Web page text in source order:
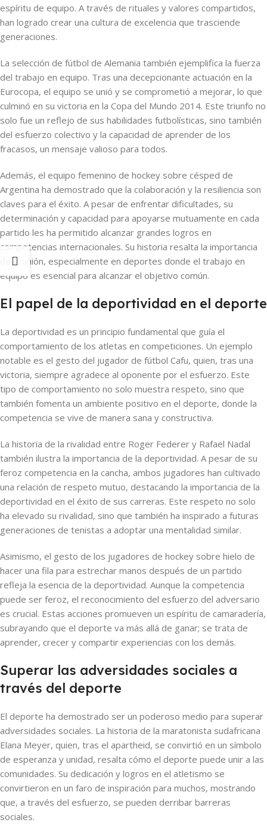
espíritu de equipo. A través de rituales y valores compartidos,
han logrado crear una cultura de excelencia que trasciende
generaciones.
La selección de fútbol de Alemania también ejemplifica la fuerza
del trabajo en equipo. Tras una decepcionante actuación en la
Eurocopa, el equipo se unió y se comprometió a mejorar, lo que
culminó en su victoria en la Copa del Mundo 2014. Este triunfo no
solo fue un reflejo de sus habilidades futbolísticas, sino también
del esfuerzo colectivo y la capacidad de aprender de los
fracasos, un mensaje valioso para todos.
Además, el equipo femenino de hockey sobre césped de
Argentina ha demostrado que la colaboración y la resiliencia son
claves para el éxito. A pesar de enfrentar dificultades, su
determinación y capacidad para apoyarse mutuamente en cada
partido les ha permitido alcanzar grandes logros en
competencias internacionales. Su historia resalta la importancia
de la unión, especialmente en deportes donde el trabajo en
equipo es esencial para alcanzar el objetivo común.
El papel de la deportividad en el deporte
La deportividad es un principio fundamental que guía el
comportamiento de los atletas en competiciones. Un ejemplo
notable es el gesto del jugador de fútbol Cafu, quien, tras una
victoria, siempre agradece al oponente por el esfuerzo. Este
tipo de comportamiento no solo muestra respeto, sino que
también fomenta un ambiente positivo en el deporte, donde la
competencia se vive de manera sana y constructiva.
La historia de la rivalidad entre Roger Federer y Rafael Nadal
también ilustra la importancia de la deportividad. A pesar de su
feroz competencia en la cancha, ambos jugadores han cultivado
una relación de respeto mutuo, destacando la importancia de la
deportividad en el éxito de sus carreras. Este respeto no solo
ha elevado su rivalidad, sino que también ha inspirado a futuras
generaciones de tenistas a adoptar una mentalidad similar.
Asimismo, el gesto de los jugadores de hockey sobre hielo de
hacer una fila para estrechar manos después de un partido
refleja la esencia de la deportividad. Aunque la competencia
puede ser feroz, el reconocimiento del esfuerzo del adversario
es crucial. Estas acciones promueven un espíritu de camaradería,
subrayando que el deporte va más allá de ganar; se trata de
aprender, crecer y compartir experiencias con los demás.
Superar las adversidades sociales a
través del deporte
El deporte ha demostrado ser un poderoso medio para superar
adversidades sociales. La historia de la maratonista sudafricana
Elana Meyer, quien, tras el apartheid, se convirtió en un símbolo
de esperanza y unidad, resalta cómo el deporte puede unir a las
comunidades. Su dedicación y logros en el atletismo se
convirtieron en un faro de inspiración para muchos, mostrando
que, a través del esfuerzo, se pueden derribar barreras
sociales.